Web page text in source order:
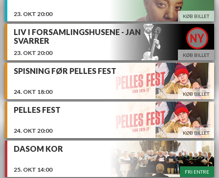
23. OKT 20:00 KØB BILLET
23. OKT 20:00
LIV I FORSAMLINGSHUSENE - JAN
SVARRER
KØB BILLET
24. OKT 18:00
SPISNING FØR PELLES FEST
KØB BILLET
24. OKT 20:00
PELLES FEST
KØB BILLET
25. OKT 14:00
DASOM KOR
FRI ENTRE